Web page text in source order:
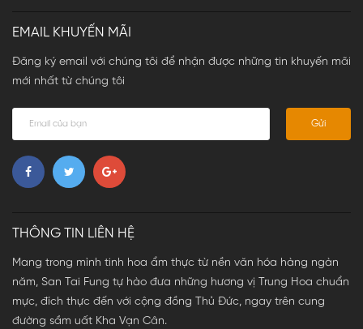
EMAIL KHUYẾN MÃI
Đăng ký email với chúng tôi để nhận được những tin khuyến mãi
mới nhất từ chúng tôi
Gửi
THÔNG TIN LIÊN HỆ
Mang trong mình tinh hoa ẩm thực từ nền văn hóa hàng ngàn
năm, San Tai Fung tự hào đưa những hương vị Trung Hoa chuẩn
mực, đích thực đến với cộng đồng Thủ Đức, ngay trên cung
đường sầm uất Kha Vạn Cân.